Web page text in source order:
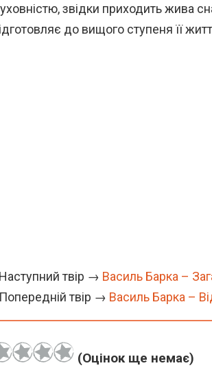
звідки приходить жива
до вищого ступеня її
Наступний твір → Василь Барка –
Попередній твір → Василь Барка –
(Оцінок ще немає)